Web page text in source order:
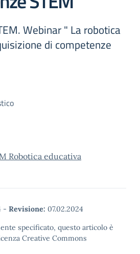
Webinar " La robotica
di competenze
Robotica educativa
- Revisione: 07.02.2024
specificato, questo articolo è
Creative Commons